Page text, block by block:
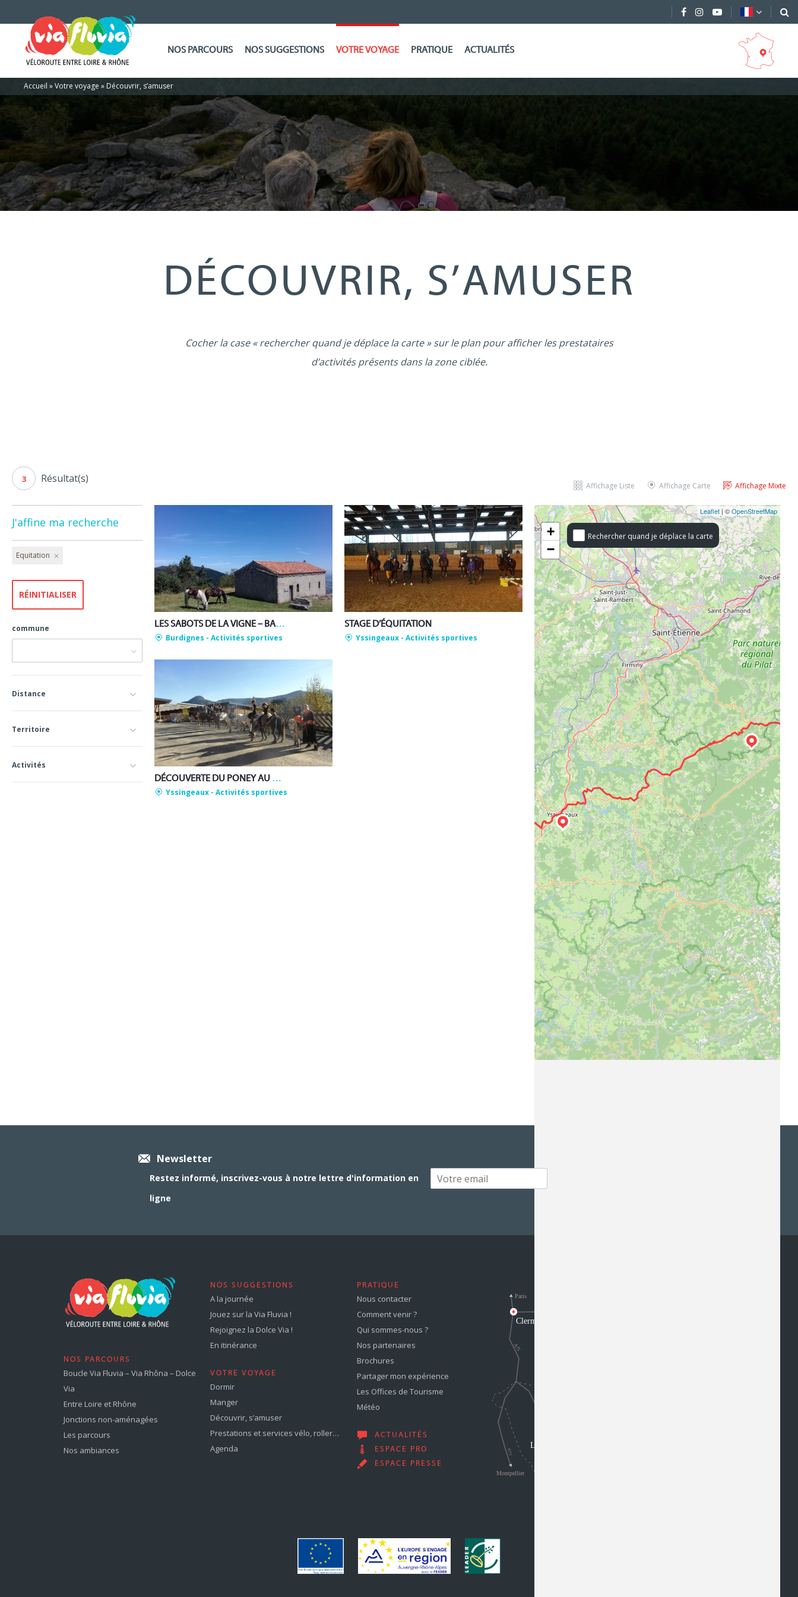
NOS PARCOURS NOS SUGGESTIONS VOTRE VOYAGE PRATIQUE ACTUALITÉS
Accueil »Votre voyage » Découvrir, s’amuser
DÉCOUVRIR, S’AMUSER
Cocher la case « rechercher quand je déplace la carte » sur le plan pour afficher les prestataires
d’activités présents dans la zone ciblée.
3 Résultat(s)
J'affine ma recherche
Equitation
commune
Distance
Territoire
Activités
Affichage Mixte
Affichage Carte
Affichage Liste
LES SABOTS DE LA VIGNE – BALADES, RANDONNÉES ET VOYAGES ÉQUESTRES
Burdignes - Activités sportives
STAGE D’ÉQUITATION
Yssingeaux - Activités sportives
DÉCOUVERTE DU PONEY AU CENTRE ÉQUESTRE D’YSSINGEAUX
Yssingeaux - Activités sportives
Rechercher quand je déplace la carte
+
−
Leaflet | ©OpenStreetMap
Newsletter
Restez informé, inscrivez-vous à notre lettre d'information en
ligne
NOS PARCOURS
Boucle Via Fluvia – Via Rhôna – Dolce
Via
Entre Loire et Rhône
Jonctions non-aménagées
Les parcours
Nos ambiances
NOS SUGGESTIONS
A la journée
Jouez sur la Via Fluvia !
Rejoignez la Dolce Via !
En itinérance
VOTRE VOYAGE
Dormir
Manger
Découvrir, s’amuser
Prestations et services vélo, roller…
Agenda
PRATIQUE
Nous contacter
Comment venir ?
Qui sommes-nous ?
Nos partenaires
Brochures
Partager mon expérience
Les Offices de Tourisme
Météo
ACTUALITÉS
ESPACE PRO
ESPACE PRESSE